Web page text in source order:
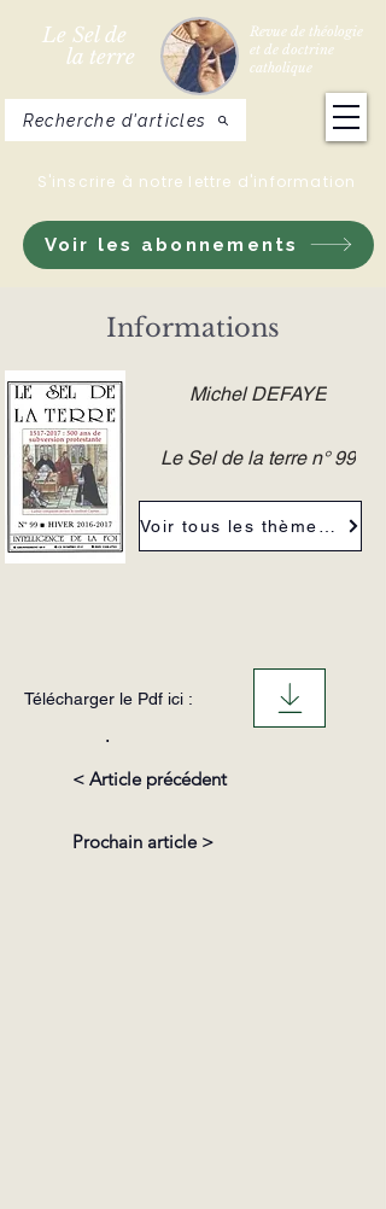
Le Sel de
la terre
Revue de théologie
et de doctrine
catholique
Voir les abonnements
S'inscrire à notre lettre d'information
Recherche d'articles
Informations
Michel DEFAYE
Le Sel de la terre n° 99
Télécharger le Pdf ici :
.
< Article précédent
Prochain article >